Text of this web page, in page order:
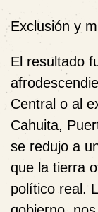
Exclusión y
El resultado
Central o al
Cahuita,
se redujo a
que la tierra
político real.